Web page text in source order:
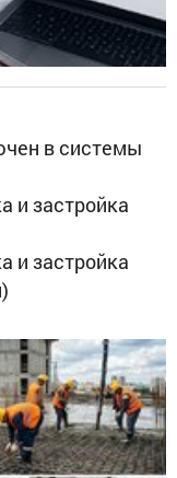
в системы
и застройка
и застройка